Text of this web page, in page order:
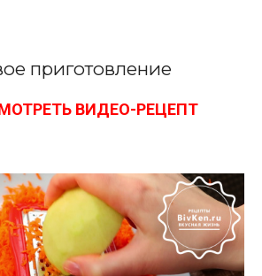
приготовление
ВИДЕО-РЕЦЕПТ